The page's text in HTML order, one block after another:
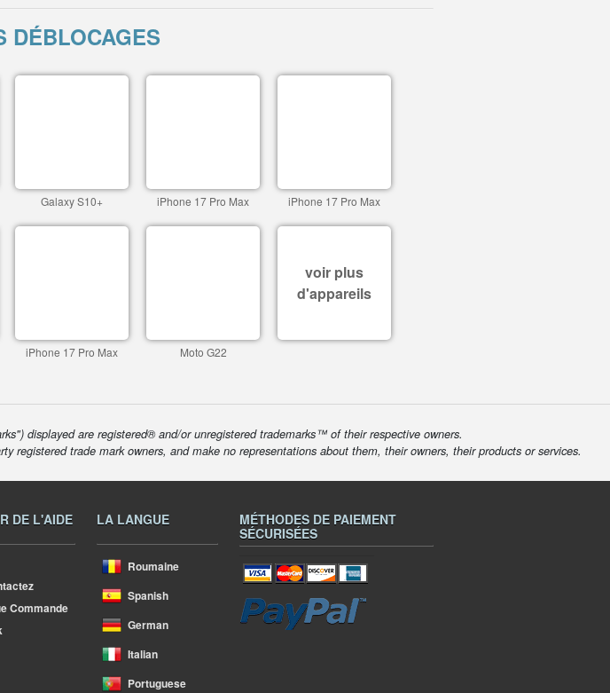
DÉBLOCAGES
Galaxy S10+ iPhone 17 Pro Max iPhone 17 Pro Max
iPhone 17 Pro Max Moto G22
voir plus
d'appareils
displayed are registered® and/or unregistered trademarks™ of their respective owners.
trade mark owners, and make no representations about them, their owners, their products or services.
DE L'AIDE
Commande
LA LANGUE
Roumaine
Spanish
German
Italian
Portuguese
MÉTHODES DE PAIEMENT
SÉCURISÉES